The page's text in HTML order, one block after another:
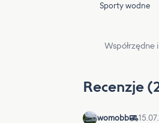
Sporty wodne
Recenzje
womobb